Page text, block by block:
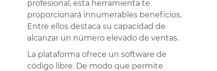
profesional, esta herramienta te
proporcionará innumerables beneficios.
Entre ellos destaca su capacidad de
alcanzar un número elevado de ventas.
La plataforma ofrece un software de
código libre. De modo que permite